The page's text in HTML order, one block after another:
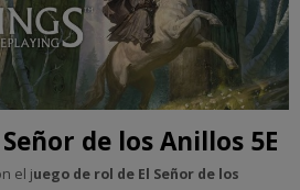
de los Anillos 5E
el juego de rol de El Señor de los